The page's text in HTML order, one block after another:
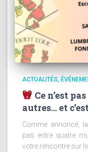
ACTUALITÉS
Ce n’est
autres… et
Comme annoncé,
pas entre quatre
votre rencontre sur